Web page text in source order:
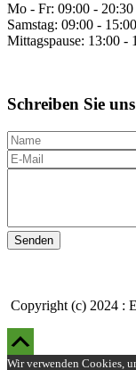
Mo - Fr: 09:00 -
Samstag: 09:00 -
Mittagspause: 13:00 -
Schreiben Sie
N
a
m
E
-
l
e
N
h
Copyright (c) 2024 :
Wir verwenden Cookies,